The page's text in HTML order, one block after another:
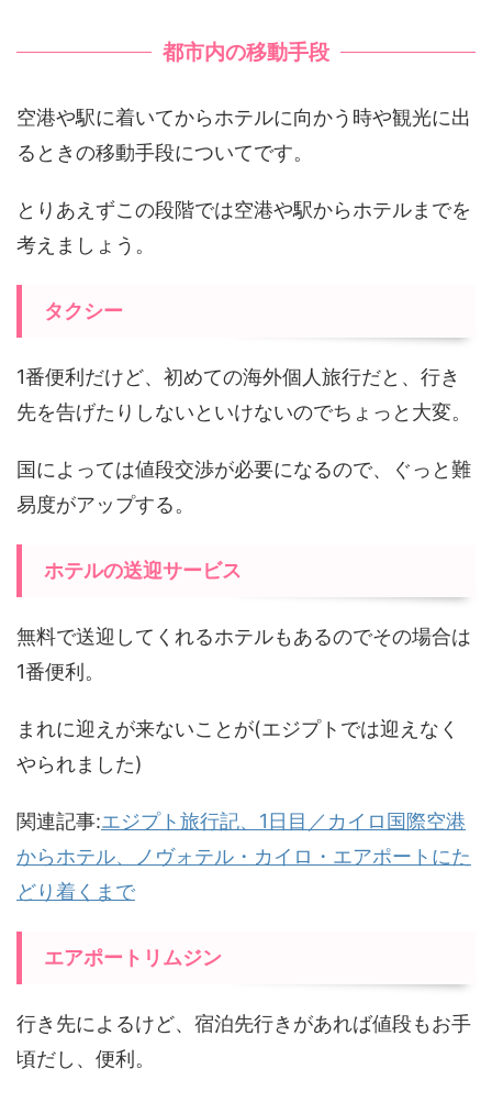
都市内の移動手段
空港や駅に着いてからホテルに向かう時や観光に出
るときの移動手段についてです。
とりあえずこの段階では空港や駅からホテルまでを
考えましょう。
タクシー
1番便利だけど、初めての海外個人旅行だと、行き
先を告げたりしないといけないのでちょっと大変。
国によっては値段交渉が必要になるので、ぐっと難
易度がアップする。
ホテルの送迎サービス
無料で送迎してくれるホテルもあるのでその場合は
1番便利。
まれに迎えが来ないことが(エジプトでは迎えなく
やられました)
関連記事:エジプト旅行記、1日目／カイロ国際空港
からホテル、ノヴォテル・カイロ・エアポートにた
どり着くまで
エアポートリムジン
行き先によるけど、宿泊先行きがあれば値段もお手
頃だし、便利。